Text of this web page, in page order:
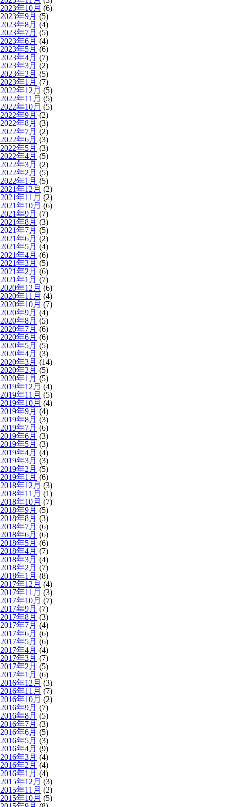
2023年10月 (6)
2023年9月 (5)
2023年8月 (4)
2023年7月 (5)
2023年6月 (4)
2023年5月 (6)
2023年4月 (7)
2023年3月 (2)
2023年2月 (5)
2023年1月 (7)
2022年12月 (5)
2022年11月 (5)
2022年10月 (5)
2022年9月 (2)
2022年8月 (3)
2022年7月 (2)
2022年6月 (3)
2022年5月 (3)
2022年4月 (5)
2022年3月 (2)
2022年2月 (5)
2022年1月 (5)
2021年12月 (2)
2021年11月 (2)
2021年10月 (6)
2021年9月 (7)
2021年8月 (3)
2021年7月 (5)
2021年6月 (2)
2021年5月 (4)
2021年4月 (6)
2021年3月 (5)
2021年2月 (6)
2021年1月 (7)
2020年12月 (6)
2020年11月 (4)
2020年10月 (7)
2020年9月 (4)
2020年8月 (5)
2020年7月 (6)
2020年6月 (6)
2020年5月 (5)
2020年4月 (3)
2020年3月 (14)
2020年2月 (5)
2020年1月 (5)
2019年12月 (4)
2019年11月 (5)
2019年10月 (4)
2019年9月 (4)
2019年8月 (3)
2019年7月 (6)
2019年6月 (3)
2019年5月 (3)
2019年4月 (4)
2019年3月 (3)
2019年2月 (5)
2019年1月 (6)
2018年12月 (3)
2018年11月 (1)
2018年10月 (7)
2018年9月 (5)
2018年8月 (3)
2018年7月 (6)
2018年6月 (6)
2018年5月 (6)
2018年4月 (7)
2018年3月 (4)
2018年2月 (7)
2018年1月 (8)
2017年12月 (4)
2017年11月 (3)
2017年10月 (7)
2017年9月 (7)
2017年8月 (3)
2017年7月 (4)
2017年6月 (6)
2017年5月 (6)
2017年4月 (4)
2017年3月 (7)
2017年2月 (5)
2017年1月 (6)
2016年12月 (3)
2016年11月 (7)
2016年10月 (2)
2016年9月 (7)
2016年8月 (5)
2016年7月 (3)
2016年6月 (5)
2016年5月 (3)
2016年4月 (9)
2016年3月 (4)
2016年2月 (4)
2016年1月 (4)
2015年12月 (3)
2015年11月 (2)
2015年10月 (5)